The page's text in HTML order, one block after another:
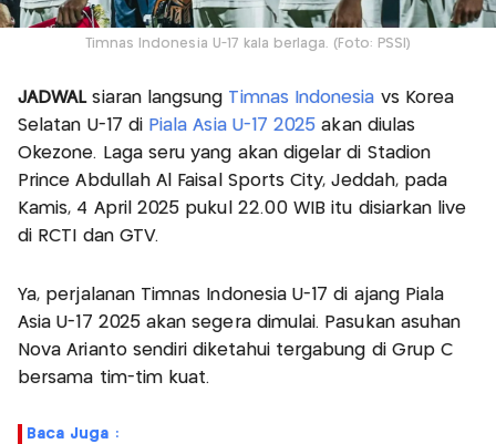
Timnas Indonesia U-17 kala berlaga. (Foto: PSSI)
JADWALsiaran langsung Timnas Indonesia vs Korea
Selatan U-17 di Piala Asia U-17 2025 akan diulas
Okezone. Laga seru yang akan digelar di Stadion
Prince Abdullah Al Faisal Sports City, Jeddah, pada
Kamis, 4 April 2025 pukul 22.00 WIB itu disiarkan live
di RCTI dan GTV.
Ya, perjalanan Timnas Indonesia U-17 di ajang Piala
Asia U-17 2025 akan segera dimulai. Pasukan asuhan
Nova Arianto sendiri diketahui tergabung di Grup C
bersama tim-tim kuat.
Baca Juga :